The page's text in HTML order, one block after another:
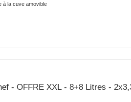
à la cuve amovible
- OFFRE XXL - 8+8 Litres -